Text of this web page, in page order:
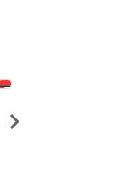
Vanderlei M Barros